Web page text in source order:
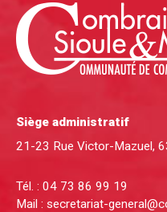
Siège administratif
21-23 Rue Victor-Mazuel,
Tél. : 04 73 86 99 19
Mail : secretariat-